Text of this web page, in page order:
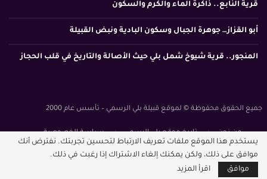
قرية النابع.. ذاكرة الماء والكرم والسكون
أبو القزاز… جوهرة الجبال وسكون البادية ونبض القبيلة
المنجور.. قرية شيوخ شمل بلي حيث الأصالة والتاريخ في قلب الحجاز
جميع الحقوق محفوظة © لموقع قبيلة بلي الرسمي – تأسس عام 2000
من نحن تاريخ موقع بلي الرسمي
سياسة الخصوصية
يستخدم هذا الموقع ملفات تعريف الارتباط لتحسين تجربتك. نفترض أنك
موافق على ذلك، ولكن يمكنك إلغاء الاشتراك إذا رغبت في ذلك.
موافق
اقرأ المزيد